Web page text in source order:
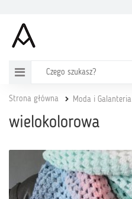
Strona główna Moda i Galanteria
wielokolorowa